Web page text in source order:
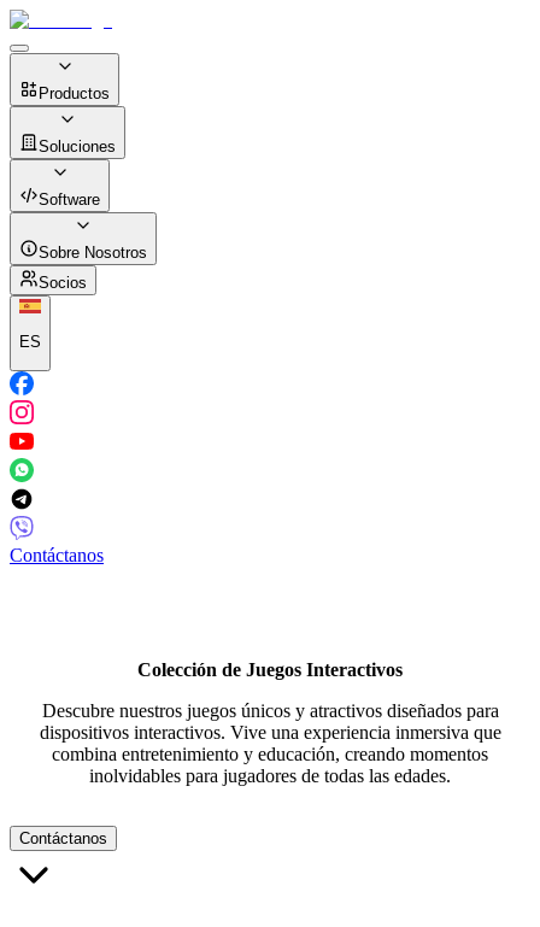
Productos
Soluciones
Software
Sobre Nosotros
Socios
ES
Contáctanos
Colección de Juegos Interactivos
Descubre nuestros juegos únicos y atractivos diseñados para
dispositivos interactivos. Vive una experiencia inmersiva que
combina entretenimiento y educación, creando momentos
inolvidables para jugadores de todas las edades.
Contáctanos